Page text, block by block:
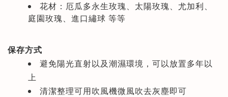
花材：厄瓜多永生玫瑰、太陽玫瑰、尤加利、
庭園玫瑰、進口繡球 等等
保存方式
避免陽光直射以及潮濕環境，可以放置多年以
上
清潔整理可用吹風機微風吹去灰塵即可